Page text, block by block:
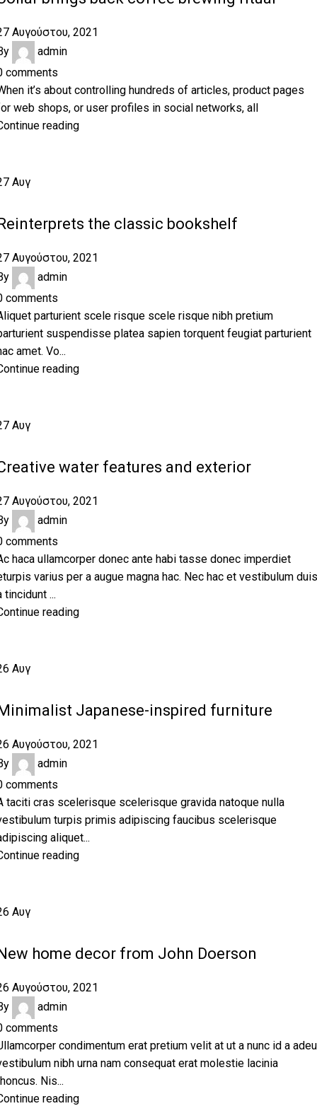
Αυγούστου, 2021
admin
comments
it’s about controlling hundreds of articles, product pages
web shops, or user profiles in social networks, all
reading
Αυγ
the classic bookshelf
Αυγούστου, 2021
admin
comments
parturient scele risque scele risque nibh pretium
suspendisse platea sapien torquent feugiat parturient
amet. Vo...
reading
Αυγ
water features and exterior
Αυγούστου, 2021
admin
comments
haca ullamcorper donec ante habi tasse donec imperdiet
varius per a augue magna hac. Nec hac et vestibulum duis
tincidunt ...
reading
Αυγ
Japanese-inspired furniture
Αυγούστου, 2021
admin
comments
taciti cras scelerisque scelerisque gravida natoque nulla
turpis primis adipiscing faucibus scelerisque
aliquet...
reading
Αυγ
home decor from John Doerson
Αυγούστου, 2021
admin
comments
condimentum erat pretium velit at ut a nunc id a adeu
nibh urna nam consequat erat molestie lacinia
Nis...
reading